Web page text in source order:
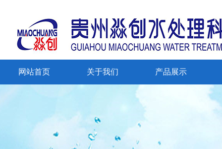
网站首页 关于我们 产品展示